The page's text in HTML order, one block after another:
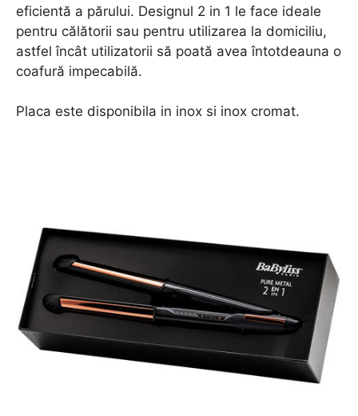
eficientă a părului. Designul 2 in 1 le face ideale
pentru călătorii sau pentru utilizarea la domiciliu,
astfel încât utilizatorii să poată avea întotdeauna o
coafură impecabilă.
Placa este disponibila in inox si inox cromat.